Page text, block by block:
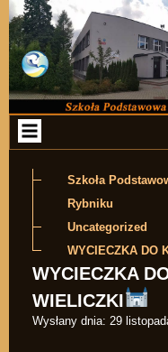
Szkoła
Rybniku
Uncategorized
WYCIECZKA DO
WYCIECZKA
WIELICZKI
Wysłany dnia: 29